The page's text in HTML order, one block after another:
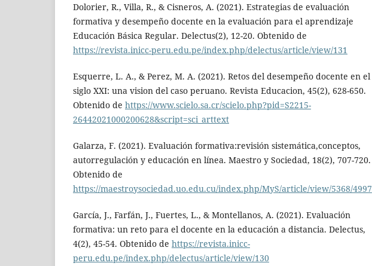
Dolorier, R., Villa, R., & Cisneros, A. (2021). Estrategias de evaluación
formativa y desempeño docente en la evaluación para el aprendizaje
Educación Básica Regular. Delectus(2), 12-20. Obtenido de
https://revista.inicc-peru.edu.pe/index.php/delectus/article/view/131
Esquerre, L. A., & Perez, M. A. (2021). Retos del desempeño docente en el
siglo XXI: una vision del caso peruano. Revista Educacion, 45(2), 628-650.
Obtenido de https://www.scielo.sa.cr/scielo.php?pid=S2215-
26442021000200628&script=sci_arttext
Galarza, F. (2021). Evaluación formativa:revisión sistemática,conceptos,
autorregulación y educación en línea. Maestro y Sociedad, 18(2), 707-720.
Obtenido de
https://maestroysociedad.uo.edu.cu/index.php/MyS/article/view/5368/4997
García, J., Farfán, J., Fuertes, L., & Montellanos, A. (2021). Evaluación
formativa: un reto para el docente en la educación a distancia. Delectus,
4(2), 45-54. Obtenido de https://revista.inicc-
peru.edu.pe/index.php/delectus/article/view/130